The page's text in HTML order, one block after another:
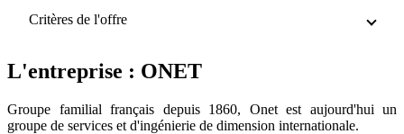
Critères de l'offre
L'entreprise : ONET
Groupe familial français depuis 1860, Onet est aujourd'hui un
groupe de services et d'ingénierie de dimension internationale.